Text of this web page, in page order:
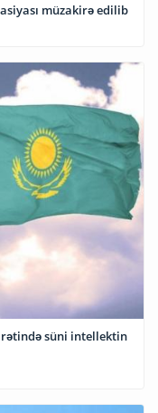
müzakirə edilib
süni intellektin